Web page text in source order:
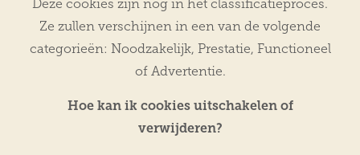
Deze cookies zijn nog in het classificatieproces.
Ze zullen verschijnen in een van de volgende
categorieën: Noodzakelijk, Prestatie, Functioneel
of Advertentie.
Hoe kan ik cookies uitschakelen of
verwijderen?